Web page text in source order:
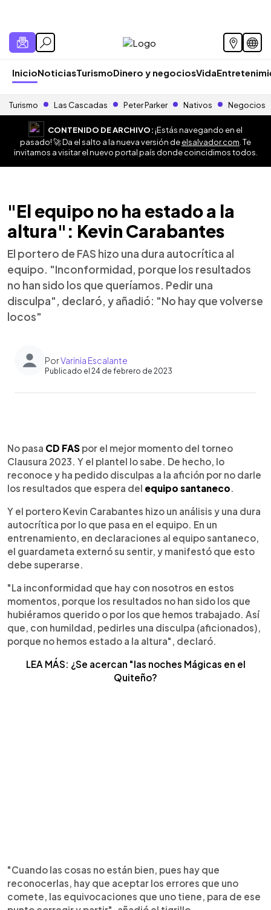
InicioNoticiasTurismoDinero y negociosVida
Turismo Las Cascadas Peter Parker Nativos Negocios
CONTENIDO DE ARCHIVO:¡Estás navegando en el
pasado! 🚀 Da el salto a la nueva versión deelsalvador.com . Te
invitamos a visitar el nuevo portal país donde coincidimos todos.
"El equipo no ha estado a la
altura": Kevin Carabantes
El portero de FAS hizo una dura autocrítica al
equipo. "Inconformidad, porque los resultados
no han sido los que queríamos. Pedir una
disculpa", declaró, y añadió: "No hay que volverse
locos"
PorVarinia Escalante
Publicado el 24 de febrero de 2023
Escuchar artículo
No pasa CD FAS por el mejor momento del torneo
Clausura 2023. Y el plantel lo sabe. De hecho, lo
reconoce y ha pedido disculpas a la afición por no darle
los resultados que espera del equipo santaneco.
Y el portero Kevin Carabantes hizo un análisis y una dura
autocrítica por lo que pasa en el equipo. En un
entrenamiento, en declaraciones al equipo santaneco,
el guardameta externó su sentir, y manifestó que esto
debe superarse.
"La inconformidad que hay con nosotros en estos
momentos, porque los resultados no han sido los que
hubiéramos querido o por los que hemos trabajado. Así
que, con humildad, pedirles una disculpa (aficionados),
porque no hemos estado a la altura", declaró.
LEA MÁS: ¿Se acercan "las noches Mágicas en el
Quiteño?
"Cuando las cosas no están bien, pues hay que
reconocerlas, hay que aceptar los errores que uno
comete, las equivocaciones que uno tiene, para de ese